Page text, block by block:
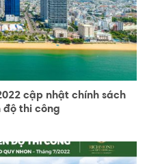
cập nhật chính sách
độ thi công